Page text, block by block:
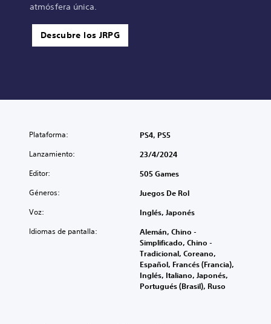
atmósfera única.
Descubre los JRPG
Plataforma: PS4, PS5
Lanzamiento: 23/4/2024
Editor: 505 Games
Géneros: Juegos De Rol
Voz: Inglés, Japonés
Idiomas de pantalla:
Alemán, Chino -
Simplificado, Chino -
Tradicional, Coreano,
Español, Francés (Francia),
Inglés, Italiano, Japonés,
Portugués (Brasil), Ruso